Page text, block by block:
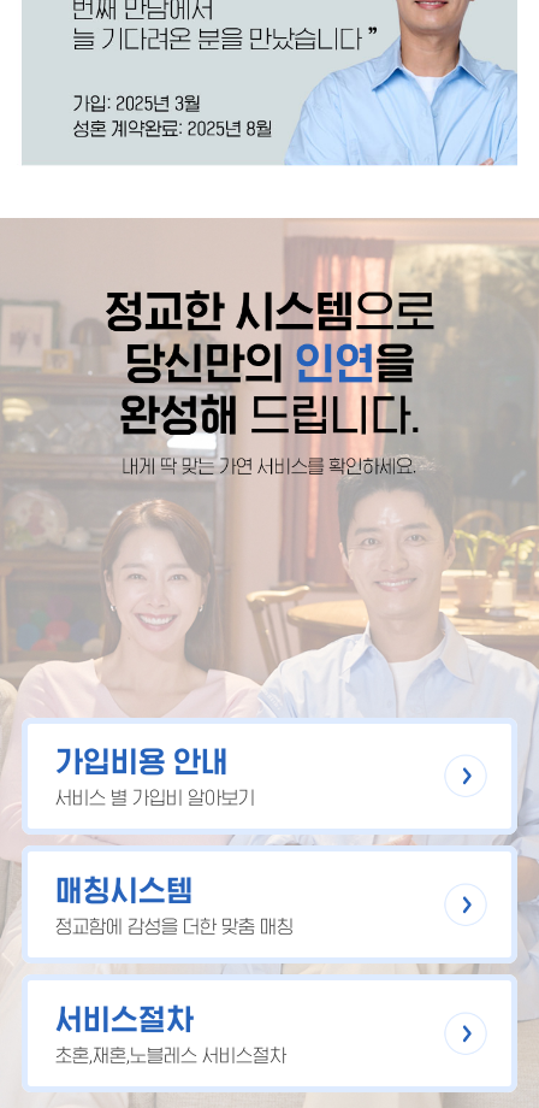
가입비용 안내
서비스 별 가입비 알아보기
매칭시스템
정교함에 감성을 더한 맞춤 매칭
서비스절차
초혼,재혼,노블레스 서비스절차